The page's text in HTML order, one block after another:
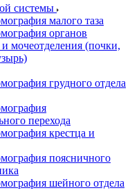
системы
малого таза
органов
мочеотделения (почки,
грудного отдела
перехода
крестца и
поясничного
шейного отдела